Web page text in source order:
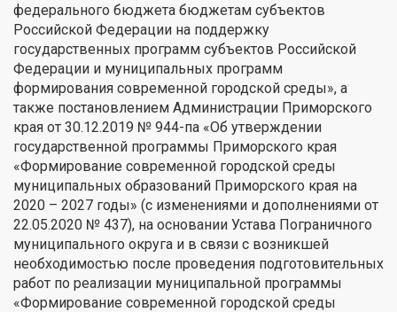
федерального бюджета бюджетам субъектов
Российской Федерации на поддержку
государственных программ субъектов Российской
Федерации и муниципальных программ
формирования современной городской среды», а
также постановлением Администрации Приморского
края от 30.12.2019 № 944-па «Об утверждении
государственной программы Приморского края
«Формирование современной городской среды
муниципальных образований Приморского края на
2020 – 2027 годы» (с изменениями и дополнениями от
22.05.2020 № 437), на основании Устава Пограничного
муниципального округа и в связи с возникшей
необходимостью после проведения подготовительных
работ по реализации муниципальной программы
«Формирование современной городской среды